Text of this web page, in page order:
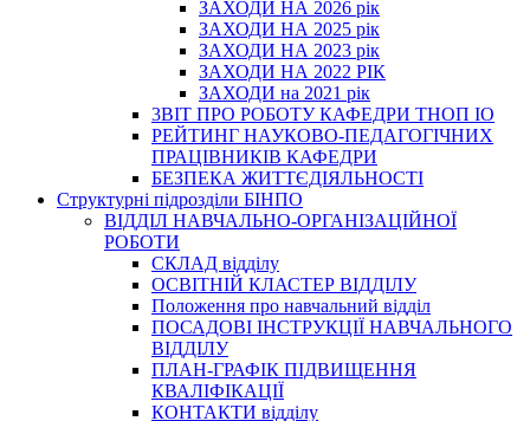
ЗАХОДИ НА 2026 рік
ЗАХОДИ НА 2025 рік
ЗАХОДИ НА 2023 рік
ЗАХОДИ НА 2022 РІК
ЗАХОДИ на 2021 рік
3BIT ПРО РОБОТУ КАФЕДРИ ТНОП ІО
РЕЙТИНГ НАУКОВО-ПЕДАГОГІЧНИХ
ПРАЦІВНИКІВ КАФЕДРИ
БЕЗПЕКА ЖИТТЄДІЯЛЬНОСТІ
Структурні підрозділи БІНПО
ВІДДІЛ НАВЧАЛЬНО-ОРГАНІЗАЦІЙНОЇ
РОБОТИ
СКЛАД відділу
ОСВІТНІЙ КЛАСТЕР ВІДДІЛУ
Положення про навчальний вiддiл
ПОСАДОВІ ІНСТРУКЦІЇ НАВЧАЛЬНОГО
ВІДДІЛУ
ПЛАН-ГРАФІК ПІДВИЩЕННЯ
КВАЛІФІКАЦІЇ
КОНТАКТИ відділу